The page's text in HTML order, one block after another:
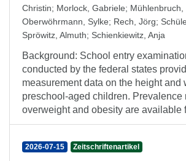
Christin; Morlock, Gabriele; Mühlenbruch,
Oberwöhrmann, Sylke; Rech, Jörg;
Spröwitz, Almuth; Schienkiewitz, Anja
Background: School entry
conducted by the federal states
measurement data on the height and
preschool-aged children. Prevalence
overweight and obesity are available
2026-07-15 Zeitschriftenartikel